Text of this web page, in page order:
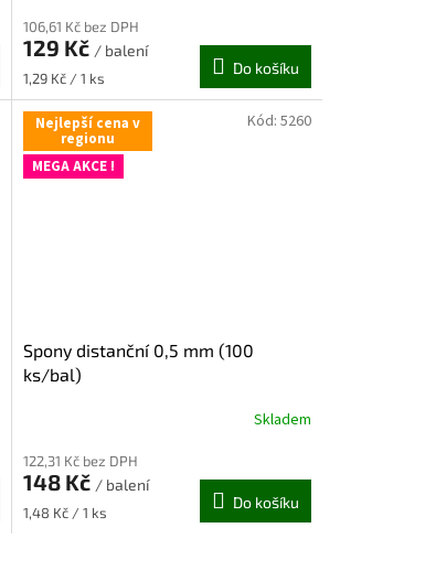
106,61 Kč bez DPH
129 Kč / balení
Měrná
cena:
1,29 Kč / 1 ks
Do košíku
Nejlepší cena v
regionu
MEGA AKCE !
Spony distanční 0,5 mm (100
ks/bal)
Skladem
122,31 Kč bez DPH
148 Kč / balení
Měrná
1,48 Kč / 1 ks
Do košíku
Kód: 5260